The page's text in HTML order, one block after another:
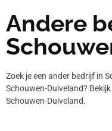
Andere
Zoek je een ander bedrijf in
Schouwen-Duiveland?
Schouwen-Duiveland.